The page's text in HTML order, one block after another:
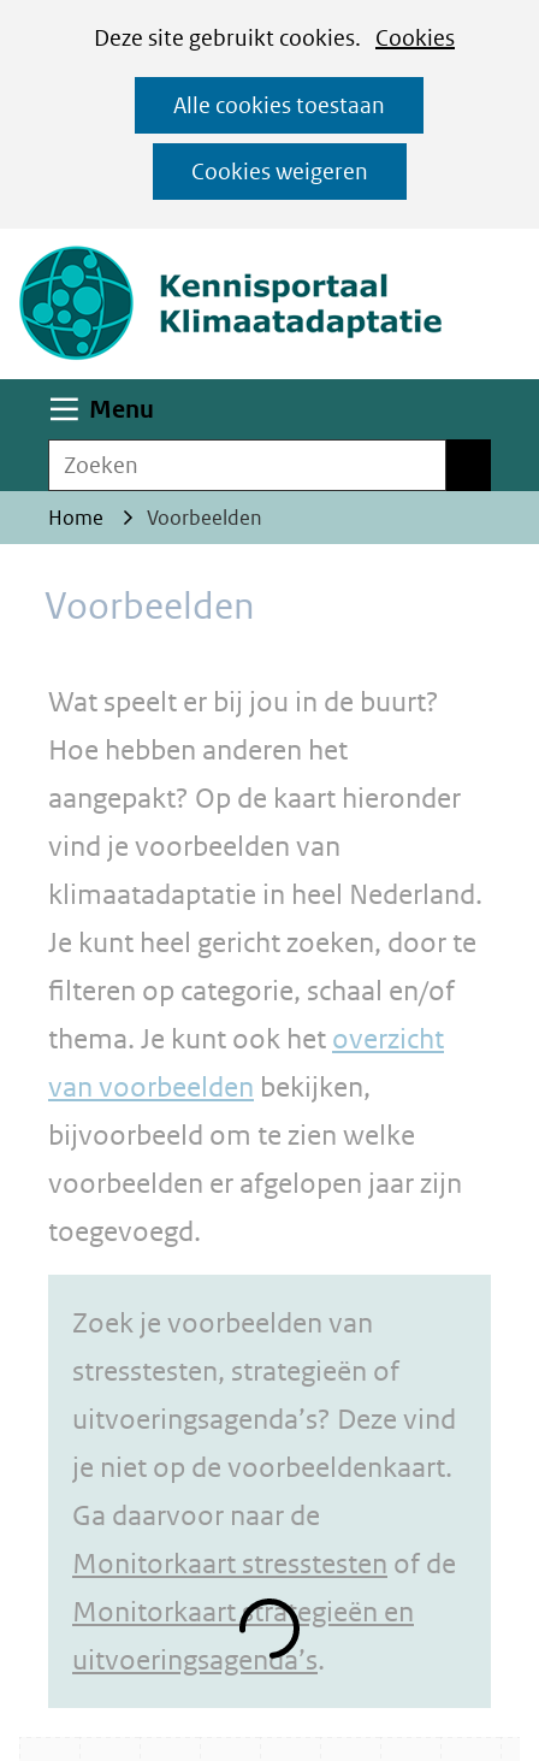
CookiesDeze site gebruikt cookies. Cookies
op
deze
website
worden
toegestaan
geweigerd.
Alle cookies toestaan
Cookies weigeren
Ga
naar
de
inhoud
Menu
Zoeken
Home Voorbeelden
Voorbeelden
Wat speelt er bij jou in de buurt?
Hoe hebben anderen het
aangepakt? Op de kaart hieronder
vind je voorbeelden van
klimaatadaptatie in heel Nederland.
Je kunt heel gericht zoeken, door te
filteren op categorie, schaal en/of
thema. Je kunt ook het overzicht
van voorbeelden bekijken,
bijvoorbeeld om te zien welke
voorbeelden er afgelopen jaar zijn
toegevoegd.
Zoek je voorbeelden van
stresstesten, strategieën of
uitvoeringsagenda’s? Deze vind
je niet op de voorbeeldenkaart.
Ga daarvoor naar de
Monitorkaart stresstesten of de
Monitorkaart strategieën en
uitvoeringsagenda’s.